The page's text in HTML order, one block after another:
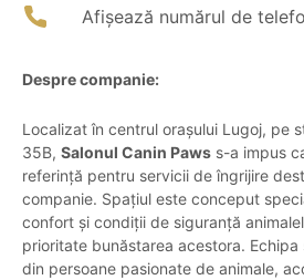
Afișează numărul de
Despre companie:
Localizat în centrul orașului Lugoj, pe
35B, Salonul Canin Paws s-a impus
referință pentru servicii de îngrijire
companie. Spațiul este conceput
confort și condiții de siguranță
prioritate bunăstarea acestora. Echipa
din persoane pasionate de animale,